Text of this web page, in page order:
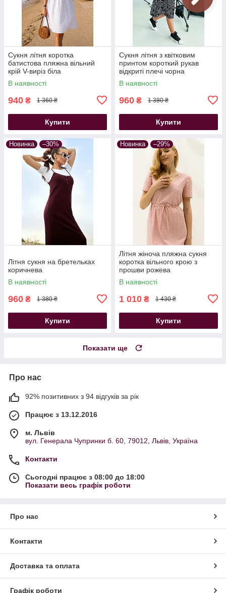
Сукня літня коротка
батистова пляжна вільний
крій V-виріз біла
В наявності
940 ₴ 1 360 ₴
Купити
Сукня літня з квітковим
принтом короткий рукав
відкриті плечі чорна
В наявності
960 ₴ 1 380 ₴
Купити
Новинка –30%
Літня сукня на бретельках
коричнева
В наявності
960 ₴ 1 380 ₴
Купити
Новинка –29%
Літня жіноча пляжна сукня
коротка вільного крою з
прошви рожева
В наявності
1 010 ₴ 1 430 ₴
Купити
Показати ще
Про нас
92% позитивних з 94 відгуків за рік
Працює з 13.12.2016
м. Львів
вул. Генерала Чупринки б. 60, 79012, Львів, Україна
Контакти
Сьогодні працює з 08:00 до 18:00
Показати весь графік роботи
Про нас
Контакти
Доставка та оплата
Графік роботи